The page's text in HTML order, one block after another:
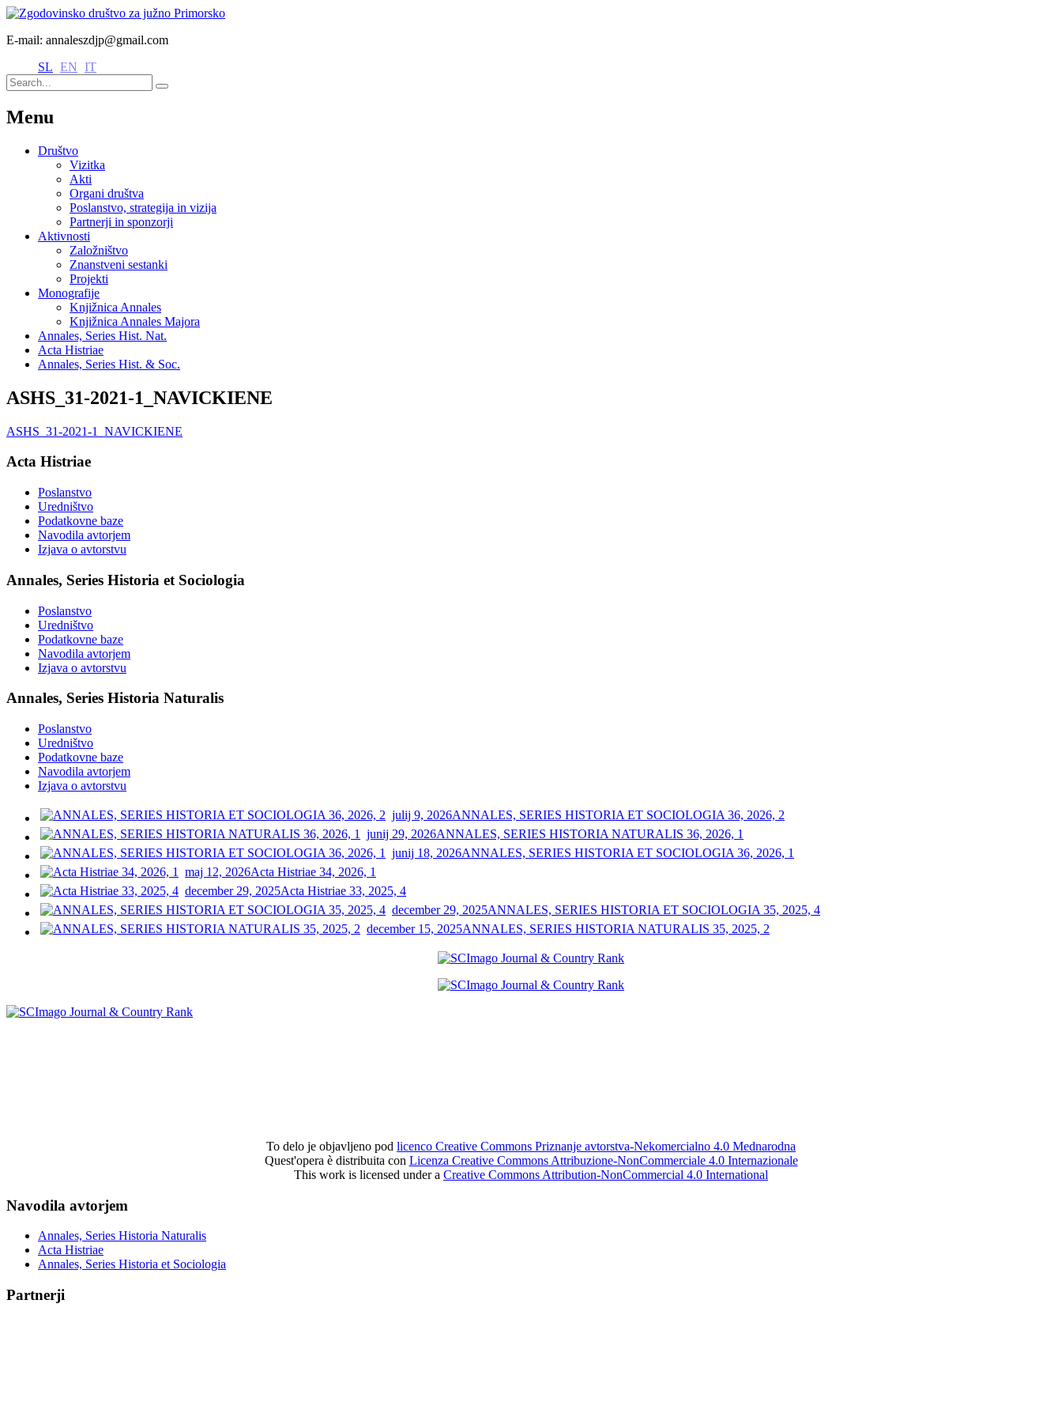
E-mail: annaleszdjp@gmail.com
SL EN IT
Menu
Društvo
Vizitka
Akti
Organi društva
Poslanstvo, strategija in vizija
Partnerji in sponzorji
Aktivnosti
Založništvo
Znanstveni sestanki
Projekti
Monografije
Knjižnica Annales
Knjižnica Annales Majora
Annales, Series Hist. Nat.
Acta Histriae
Annales, Series Hist. & Soc.
ASHS_31-2021-1_NAVICKIENE
ASHS_31-2021-1_NAVICKIENE
Acta Histriae
Poslanstvo
Uredništvo
Podatkovne baze
Navodila avtorjem
Izjava o avtorstvu
Annales, Series Historia et Sociologia
Poslanstvo
Uredništvo
Podatkovne baze
Navodila avtorjem
Izjava o avtorstvu
Annales, Series Historia Naturalis
Poslanstvo
Uredništvo
Podatkovne baze
Navodila avtorjem
Izjava o avtorstvu
julij 9, 2026ANNALES, SERIES HISTORIA ET SOCIOLOGIA 36, 2026, 2
junij 29, 2026ANNALES, SERIES HISTORIA NATURALIS 36, 2026, 1
junij 18, 2026ANNALES, SERIES HISTORIA ET SOCIOLOGIA 36, 2026, 1
maj 12, 2026Acta Histriae 34, 2026, 1
december 29, 2025Acta Histriae 33, 2025, 4
december 29, 2025ANNALES, SERIES HISTORIA ET SOCIOLOGIA 35, 2025, 4
december 15, 2025ANNALES, SERIES HISTORIA NATURALIS 35, 2025, 2
To delo je objavljeno pod licenco Creative Commons Priznanje avtorstva-Nekomercialno 4.0 Mednarodna
Quest'opera è distribuita con Licenza Creative Commons Attribuzione-NonCommerciale 4.0 Internazionale
This work is licensed under a Creative Commons Attribution-NonCommercial 4.0 International
Navodila avtorjem
Annales, Series Historia Naturalis
Acta Histriae
Annales, Series Historia et Sociologia
Partnerji